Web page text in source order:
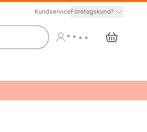
KundserviceFöretagskund?